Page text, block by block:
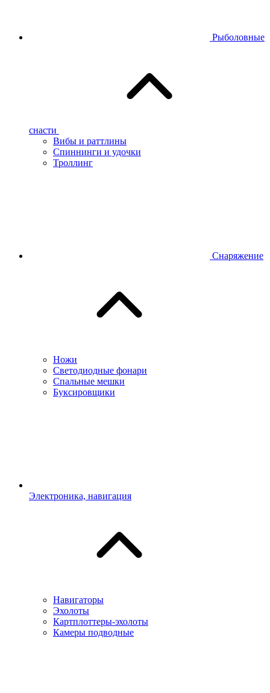
Рыболовные
снасти
Вибы и раттлины
Спиннинги и удочки
Троллинг
Снаряжение
Ножи
Светодиодные фонари
Спальные мешки
Буксировщики
Электроника, навигация
Навигаторы
Эхолоты
Картплоттеры-эхолоты
Камеры подводные